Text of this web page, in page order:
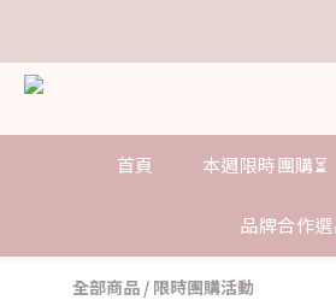
首頁 本週限時團購⏳
品牌合作
全部商品 / 限時團購活動